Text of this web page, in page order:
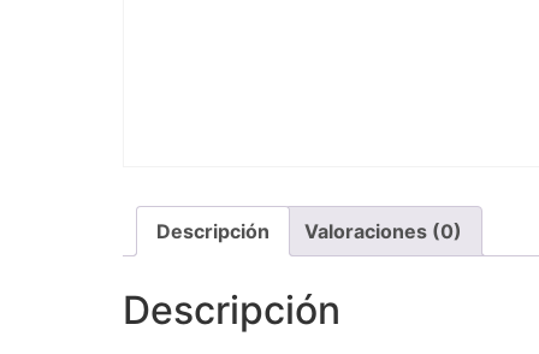
Descripción Valoraciones (0)
Descripción